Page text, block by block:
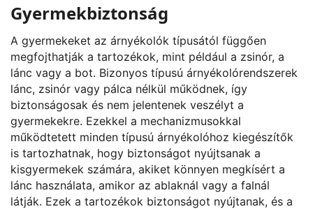
Gyermekbiztonság
A gyermekeket az árnyékolók típusától függően
megfojthatják a tartozékok, mint például a zsinór, a
lánc vagy a bot. Bizonyos típusú árnyékolórendszerek
lánc, zsinór vagy pálca nélkül működnek, így
biztonságosak és nem jelentenek veszélyt a
gyermekekre. Ezekkel a mechanizmusokkal
működtetett minden típusú árnyékolóhoz kiegészítők
is tartozhatnak, hogy biztonságot nyújtsanak a
kisgyermekek számára, akiket könnyen megkísért a
lánc használata, amikor az ablaknál vagy a falnál
látják. Ezek a tartozékok biztonságot nyújtanak, és a